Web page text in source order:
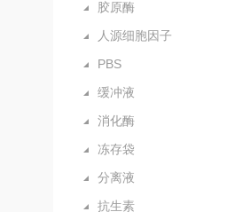
胶原酶
人源细胞因子
PBS
缓冲液
消化酶
冻存袋
分离液
抗生素